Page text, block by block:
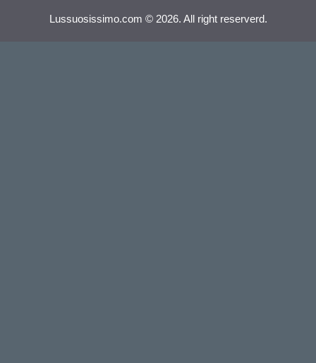
Lussuosissimo.com © 2026. All right reserverd.